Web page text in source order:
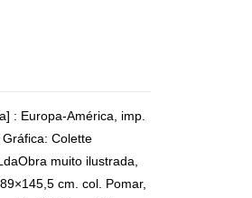
: Europa-América, imp.
Colette
muito ilustrada,
cm. col. Pomar,